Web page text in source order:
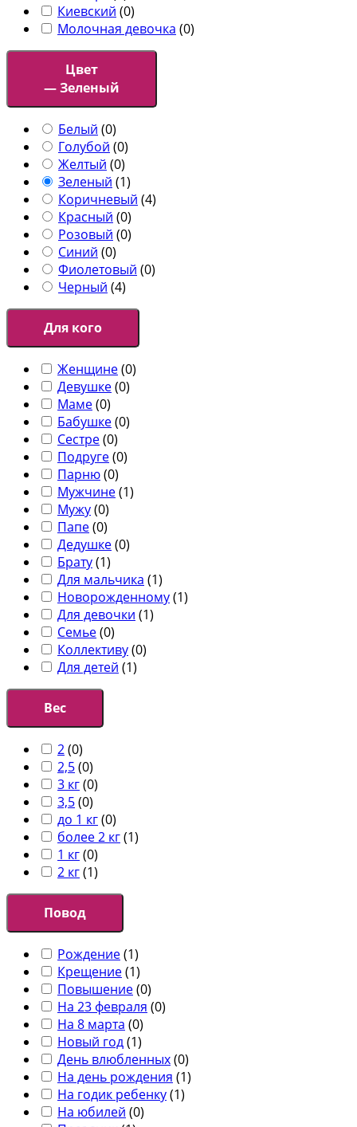
Киевский (0)
Молочная девочка (0)
Цвет
— Зеленый
Белый (0)
Голубой (0)
Желтый (0)
Зеленый (1)
Коричневый (4)
Красный (0)
Розовый (0)
Синий (0)
Фиолетовый (0)
Черный (4)
Для кого
Женщине(0)
Девушке(0)
Маме(0)
Бабушке(0)
Сестре(0)
Подруге(0)
Парню(0)
Мужчине(1)
Мужу(0)
Папе(0)
Дедушке(0)
Брату(1)
Для мальчика (1)
Новорожденному(1)
Для девочки (1)
Семье(0)
Коллективу(0)
Для детей (1)
Вес
2(0)
2,5(0)
3 кг(0)
3,5(0)
до 1 кг(0)
более 2 кг(1)
1 кг(0)
2 кг(1)
Повод
Рождение(1)
Крещение(1)
Повышение(0)
На 23 февраля (0)
На 8 марта (0)
Новый год(1)
День влюбленных(0)
На день рождения (1)
На годик ребенку(1)
На юбилей (0)